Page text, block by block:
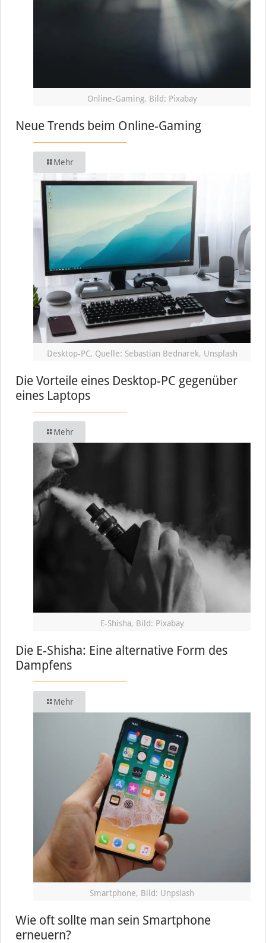
Online-Gaming, Bild: Pixabay
Neue Trends beim Online-Gaming
Mehr
Desktop-PC, Quelle: Sebastian Bednarek, Unsplash
Die Vorteile eines Desktop-PC gegenüber
eines Laptops
Mehr
E-Shisha, Bild: Pixabay
Die E-Shisha: Eine alternative Form des
Dampfens
Mehr
Smartphone, Bild: Unpslash
Wie oft sollte man sein Smartphone
erneuern?